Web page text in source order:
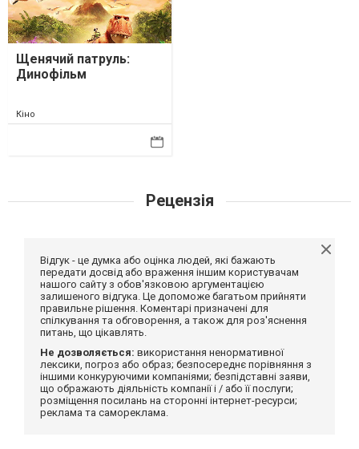
Щенячий патруль:
Динофільм
Кіно
Рецензія
Відгук - це думка або оцінка людей, які бажають
передати досвід або враження іншим користувачам
нашого сайту з обов'язковою аргументацією
залишеного відгука. Це допоможе багатьом прийняти
правильне рішення. Коментарі призначені для
спілкування та обговорення, а також для роз'яснення
питань, що цікавлять.
Не дозволяється: використання ненормативної
лексики, погроз або образ; безпосереднє порівняння з
іншими конкуруючими компаніями; безпідставні заяви,
що ображають діяльність компанії і / або її послуги;
розміщення посилань на сторонні інтернет-ресурси;
реклама та самореклама.